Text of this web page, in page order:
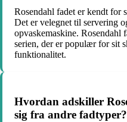
Rosendahl fadet er kendt for
Det er velegnet til servering
opvaskemaskine. Rosendahl
serien, der er populær for sit
funktionalitet.
Hvordan adskiller
sig fra andre fadtyper?